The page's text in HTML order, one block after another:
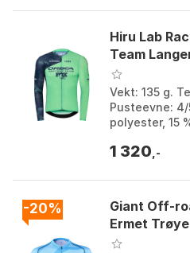
Hiru Lab
Team
Vekt: 135 g.
Pusteevne: 4/
polyester, 15
S, XL, XS, XXS.
1 320 ,-
-20%
Giant Off-
Ermet Trøye